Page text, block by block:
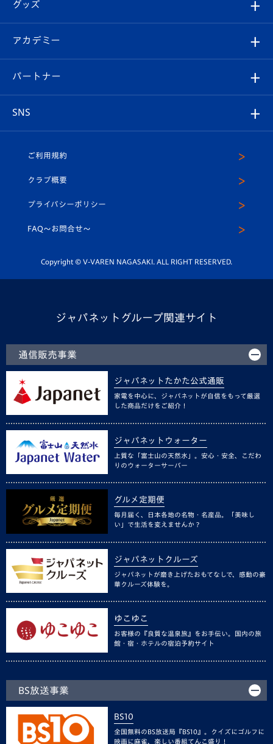
チケット
イベント
メディア
ホームタウン
スタッフプロフィール
マスコット紹介
平和祈念活動
ホームタウン活動
Revive Team
ヴィヴィくんの長崎おもてなしガイド
フォトギャラリー
スタジアムグルメ
V-LOVERS（ファンクラブ）
プレイヤーズスイート
グッズ
オンラインショップ
店舗情報
アカデミー
育成からのお知らせ
U-18
スクール
パートナー
SNS
ヴィヴィくんインスタグラム
公式LINE＠
ご利用規約
クラブ概要
プライバシーポリシー
FAQ〜お問合せ〜
Copyright © V-VAREN NAGASAKI. ALL RIGHT RESERVED.
ジャパネットグループ関連サイト
通信販売事業
ジャパネットたかた公式通販
家電を中心に、ジャパネットが自信をもって厳選
した商品だけをご紹介！
ジャパネットウォーター
上質な「富士山の天然水」。安心・安全、こだわ
りのウォーターサーバー
グルメ定期便
毎月届く、日本各地の名物・名産品。「美味し
い」で生活を変えませんか？
ジャパネットクルーズ
ジャパネットが磨き上げたおもてなしで、感動の豪
華クルーズ体験を。
ゆこゆこ
お客様の『良質な温泉旅』をお手伝い。国内の旅
館・宿・ホテルの宿泊予約サイト
BS放送事業
BS10
全国無料のBS放送局『BS10』。クイズにゴルフに
映画に麻雀、楽しい番組てんこ盛り！